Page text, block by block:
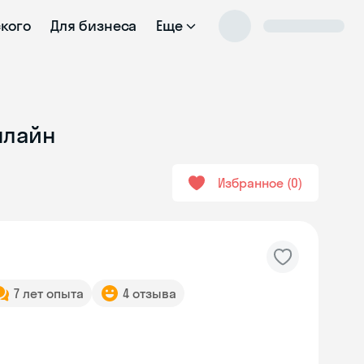
Для бизнеса Еще
Избранное 0
7 лет опыта 4 отзыва